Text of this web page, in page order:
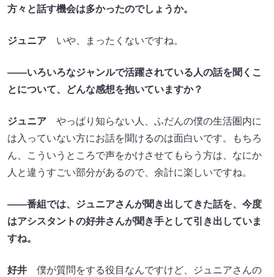
方々と話す機会は多かったのでしょうか。
ジュニア いや、まったくないですね。
――いろいろなジャンルで活躍されている人の話を聞くこ
とについて、どんな感想を抱いていますか？
ジュニア やっぱり知らない人、ふだんの僕の生活圏内に
は入っていない方にお話を聞けるのは面白いです。もちろ
ん、こういうところで声をかけさせてもらう方は、なにか
人と違うすごい部分があるので、余計に楽しいですね。
――番組では、ジュニアさんが聞き出してきた話を、今度
はアシスタントの好井さんが聞き手として引き出していま
すね。
好井 僕が質問をする役目なんですけど、ジュニアさんの